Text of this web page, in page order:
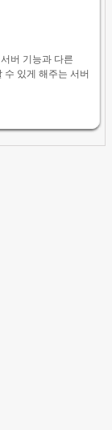
버 기능과 다른
수 있게 해주는 서버